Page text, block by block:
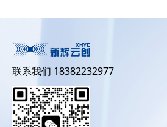
联系我们 18382232977